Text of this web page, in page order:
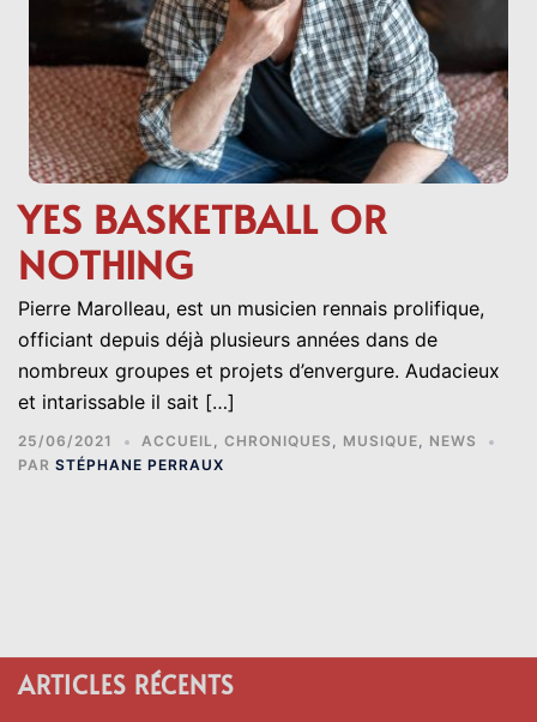
YES BASKETBALL OR
NOTHING
Pierre Marolleau, est un musicien rennais prolifique,
officiant depuis déjà plusieurs années dans de
nombreux groupes et projets d’envergure. Audacieux
et intarissable il sait […]
25/06/2021 ACCUEIL, CHRONIQUES , MUSIQUE, NEWS
PAR STÉPHANE PERRAUX
ARTICLES RÉCENTS